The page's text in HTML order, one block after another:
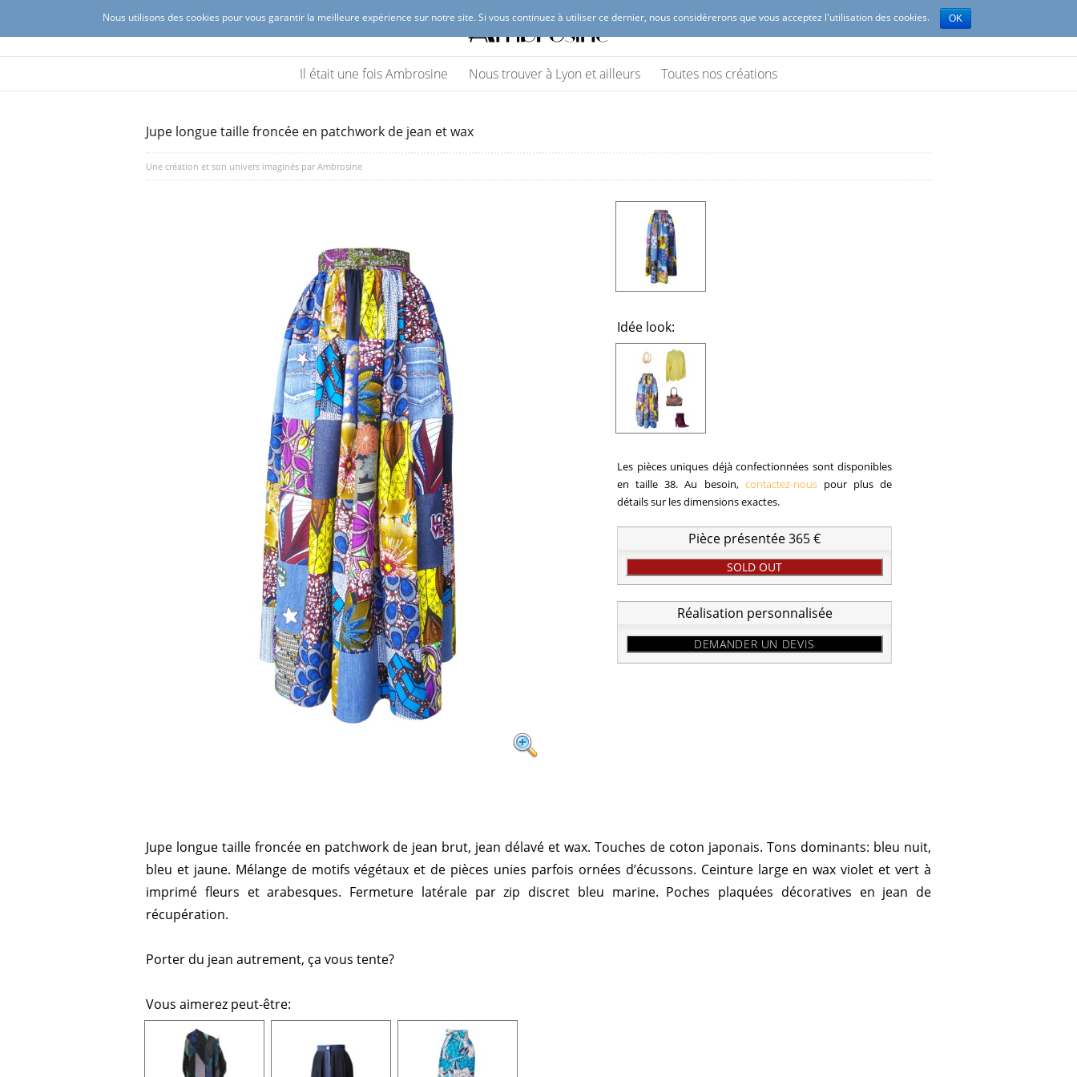
Il était une fois Ambrosine
Nous trouver à Lyon et ailleurs Toutes nos créations
Jupe longue taille froncée en patchwork de jean et wax
Une création et son univers imaginés par Ambrosine
Idée look:
Les pièces uniques déjà confectionnées sont disponibles
en taille 38. Au besoin, contactez-nouspour plus de
détails sur les dimensions exactes.
Pièce présentée 365 €
SOLD OUT
Réalisation personnalisée
DEMANDER UN DEVIS
Jupe longue taille froncée en patchwork de jean brut, jean délavé et wax. Touches de coton japonais. Tons dominants: bleu nuit,
bleu et jaune. Mélange de motifs végétaux et de pièces unies parfois ornées d’écussons. Ceinture large en wax violet et vert à
imprimé fleurs et arabesques. Fermeture latérale par zip discret bleu marine. Poches plaquées décoratives en jean de
récupération.
Porter du jean autrement, ça vous tente?
Vous aimerez peut-être:
Nous utilisons des cookies pour vous garantir la meilleure expérience sur notre site. Si vous continuez à utiliser ce dernier, nous considérerons que vous acceptez l'utilisation des cookies. OK